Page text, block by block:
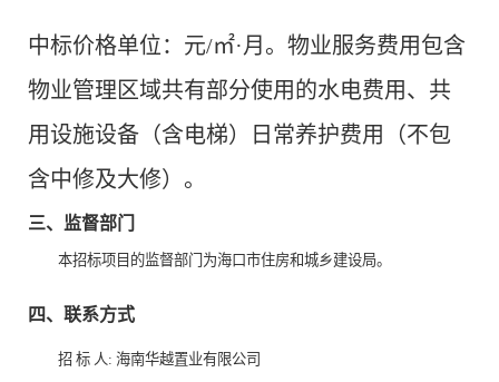
中标价格单位：元/㎡·月。物业服务费用包含
物业管理区域共有部分使用的水电费用、共
用设施设备（含电梯）日常养护费用（不包
含中修及大修）。
三、监督部门
本招标项目的监督部门为海口市住房和城乡建设局。
四、联系方式
招 标 人: 海南华越置业有限公司